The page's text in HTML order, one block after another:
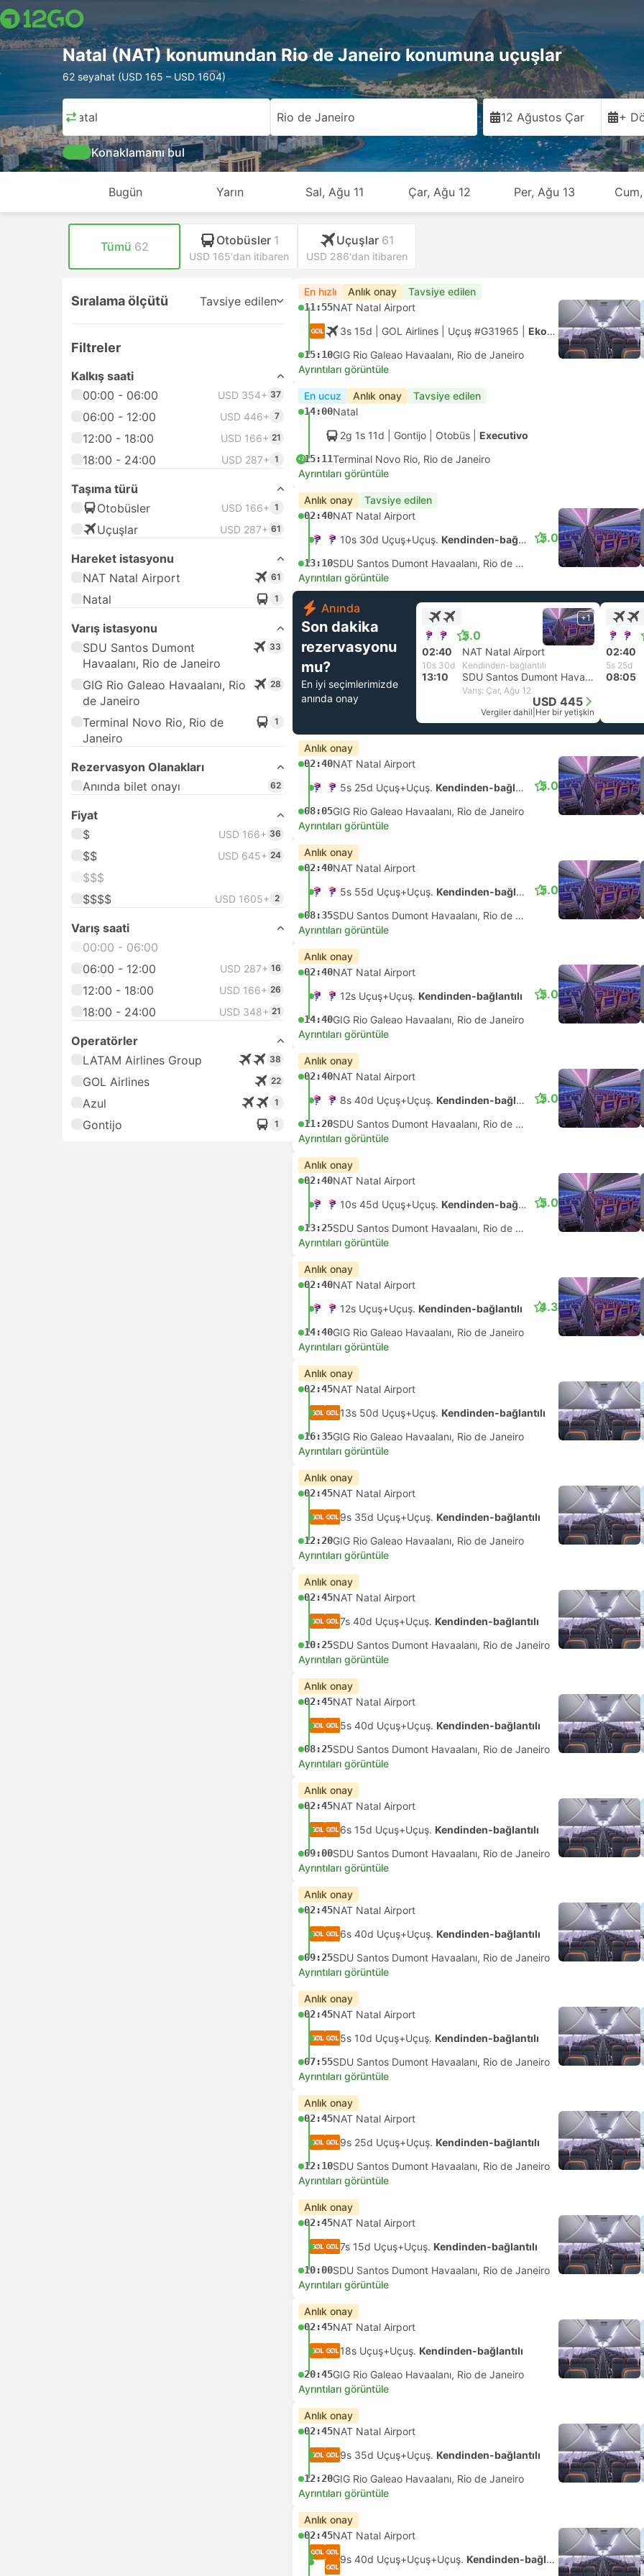
Natal (NAT) konumundan Rio de Janeiro konumuna uçuşlar
62 seyahat (USD 165 – USD 1604)
Natal Rio de Janeiro 12 Ağustos Çar +
Konaklamamı bul
Bugün Yarın Sal, Ağu 11 Çar, Ağu 12 Per, Ağu 13
Tümü 62 Otobüsler 1
USD 165'dan itibaren
Uçuşlar 61
USD 286'dan itibaren
Sıralama ölçütü Tavsiye edilen
Filtreler
Kalkış saati
00:00 - 06:00
USD 354+ 37
06:00 - 12:00 USD 446+ 7
12:00 - 18:00 USD 166+ 21
18:00 - 24:00 USD 287+ 1
Taşıma türü
Otobüsler
USD 166+ 1
Uçuşlar USD 287+ 61
Hareket istasyonu
NAT Natal Airport
61
Natal 1
Varış istasyonu
SDU Santos Dumont
Havaalanı, Rio de Janeiro
33
GIG Rio Galeao Havaalanı, Rio
de Janeiro
28
Terminal Novo Rio, Rio de
Janeiro
1
Rezervasyon Olanakları
Anında bilet onayı
62
Fiyat
$
USD 166+ 36
$$ USD 645+ 24
$$$
$$$$
USD 1605+ 2
Varış saati
00:00 - 06:00
06:00 - 12:00
USD 287+ 16
12:00 - 18:00 USD 166+ 26
18:00 - 24:00 USD 348+ 21
Operatörler
LATAM Airlines Group
38
GOL Airlines 22
Azul 1
Gontijo 1
En hızlı Anlık onay Tavsiye edilen
11:55NAT Natal Airport
3s 15d | GOL Airlines Uçuş #G31965 Ekonomi
15:10GIG Rio Galeao Havaalanı, Rio de Janeiro
Ayrıntıları görüntüle
En ucuz Anlık onay Tavsiye edilen
14:00Natal
2g 1s 11d | Gontijo Otobüs Executivo
+215:11Terminal Novo Rio, Rio de Janeiro
Ayrıntıları görüntüle
Anlık onay Tavsiye edilen
02:40NAT Natal Airport
10s 30d Uçuş+Uçuş. Kendinden-bağlantılı
13:10 SDU Santos Dumont Havaalanı, Rio de Janeiro
5.0
Ayrıntıları görüntüle
Anında
Son dakika
rezervasyonu
mu?
En iyi seçimlerimizde
anında onay
5.0
+1
02:40 NAT Natal Airport
10s 30d Kendinden-bağlantılı
13:10 SDU Santos Dumont Havaalanı, Rio de Janeiro
Varış: Çar, Ağu 12
USD 445
Vergiler dahil Her bir yetişkin
02:40
5s 25d
08:05
Anlık onay
02:40NAT Natal Airport
5s 25d Uçuş+Uçuş. Kendinden-bağlantılı
08:05GIG Rio Galeao Havaalanı, Rio de Janeiro
5.0
Ayrıntıları görüntüle
Anlık onay
02:40NAT Natal Airport
5s 55d Uçuş+Uçuş. Kendinden-bağlantılı
08:35 SDU Santos Dumont Havaalanı, Rio de Janeiro
5.0
Ayrıntıları görüntüle
Anlık onay
02:40NAT Natal Airport
12s Uçuş+Uçuş. Kendinden-bağlantılı
14:40GIG Rio Galeao Havaalanı, Rio de Janeiro
5.0
Ayrıntıları görüntüle
Anlık onay
02:40NAT Natal Airport
8s 40d Uçuş+Uçuş. Kendinden-bağlantılı
11:20 SDU Santos Dumont Havaalanı, Rio de Janeiro
5.0
Ayrıntıları görüntüle
Anlık onay
02:40NAT Natal Airport
10s 45d Uçuş+Uçuş. Kendinden-bağlantılı
13:25 SDU Santos Dumont Havaalanı, Rio de Janeiro
5.0
Ayrıntıları görüntüle
Anlık onay
02:40NAT Natal Airport
12s Uçuş+Uçuş. Kendinden-bağlantılı
14:40GIG Rio Galeao Havaalanı, Rio de Janeiro
4.3
Ayrıntıları görüntüle
Anlık onay
02:45NAT Natal Airport
13s 50d Uçuş+Uçuş. Kendinden-bağlantılı
16:35GIG Rio Galeao Havaalanı, Rio de Janeiro
Ayrıntıları görüntüle
Anlık onay
02:45NAT Natal Airport
9s 35d Uçuş+Uçuş. Kendinden-bağlantılı
12:20GIG Rio Galeao Havaalanı, Rio de Janeiro
Ayrıntıları görüntüle
Anlık onay
02:45NAT Natal Airport
7s 40d Uçuş+Uçuş. Kendinden-bağlantılı
10:25SDU Santos Dumont Havaalanı, Rio de Janeiro
Ayrıntıları görüntüle
Anlık onay
02:45NAT Natal Airport
5s 40d Uçuş+Uçuş. Kendinden-bağlantılı
08:25SDU Santos Dumont Havaalanı, Rio de Janeiro
Ayrıntıları görüntüle
Anlık onay
02:45NAT Natal Airport
6s 15d Uçuş+Uçuş. Kendinden-bağlantılı
09:00SDU Santos Dumont Havaalanı, Rio de Janeiro
Ayrıntıları görüntüle
Anlık onay
02:45NAT Natal Airport
6s 40d Uçuş+Uçuş. Kendinden-bağlantılı
09:25SDU Santos Dumont Havaalanı, Rio de Janeiro
Ayrıntıları görüntüle
Anlık onay
02:45NAT Natal Airport
5s 10d Uçuş+Uçuş. Kendinden-bağlantılı
07:55SDU Santos Dumont Havaalanı, Rio de Janeiro
Ayrıntıları görüntüle
Anlık onay
02:45NAT Natal Airport
9s 25d Uçuş+Uçuş. Kendinden-bağlantılı
12:10SDU Santos Dumont Havaalanı, Rio de Janeiro
Ayrıntıları görüntüle
Anlık onay
02:45NAT Natal Airport
7s 15d Uçuş+Uçuş. Kendinden-bağlantılı
10:00SDU Santos Dumont Havaalanı, Rio de Janeiro
Ayrıntıları görüntüle
Anlık onay
02:45NAT Natal Airport
18s Uçuş+Uçuş. Kendinden-bağlantılı
20:45GIG Rio Galeao Havaalanı, Rio de Janeiro
Ayrıntıları görüntüle
Anlık onay
02:45NAT Natal Airport
9s 35d Uçuş+Uçuş. Kendinden-bağlantılı
12:20GIG Rio Galeao Havaalanı, Rio de Janeiro
Ayrıntıları görüntüle
Anlık onay
02:45NAT Natal Airport
9s 40d Uçuş+Uçuş+Uçuş. Kendinden-bağlantılı